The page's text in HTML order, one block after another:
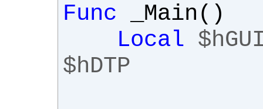
Func _Main ()
Local
$hDTP